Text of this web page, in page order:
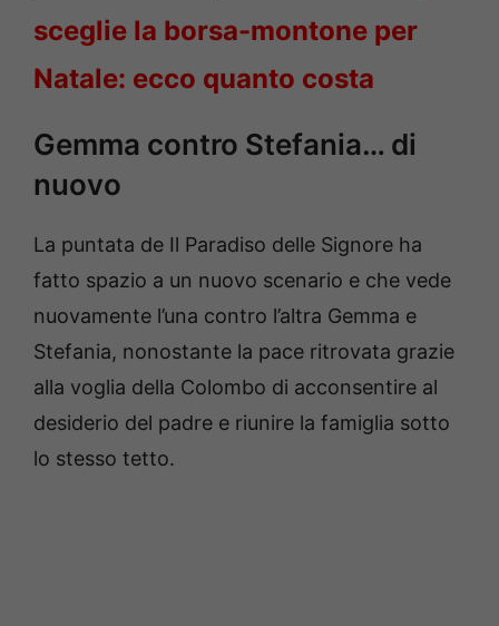
sceglie la borsa-montone per
Natale: ecco quanto costa
Gemma contro Stefania… di
nuovo
La puntata de Il Paradiso delle Signore ha
fatto spazio a un nuovo scenario e che vede
nuovamente l’una contro l’altra Gemma e
Stefania, nonostante la pace ritrovata grazie
alla voglia della Colombo di acconsentire al
desiderio del padre e riunire la famiglia sotto
lo stesso tetto.